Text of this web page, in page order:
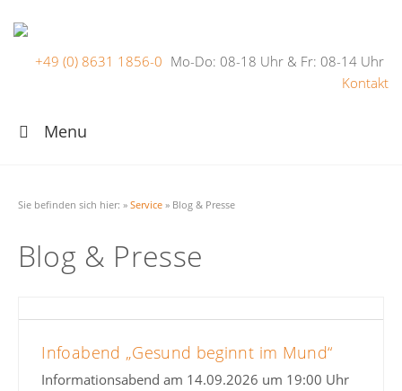
+49 (0) 8631 1856-0 Mo-Do: 08-18 Uhr & Fr: 08-14 Uhr
Kontakt
Menu
Sie befinden sich hier: » Service» Blog & Presse
Blog & Presse
Infoabend „Gesund beginnt im Mund“
Informationsabend am 14.09.2026 um 19:00 Uhr